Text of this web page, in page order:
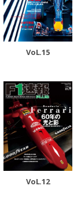
VoL.15
VoL.12